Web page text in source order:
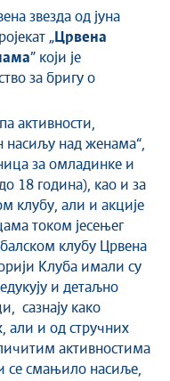
звезда од јуна
„Црвена
” који је
за бригу о
активности,
над женама“,
за омладинке и
18 година), као и за
клубу, али и акције
током јесењег
клубу Црвена
Клуба имали су
и детаљно
сазнају како
али и од стручних
активностима
се смањило насиље,